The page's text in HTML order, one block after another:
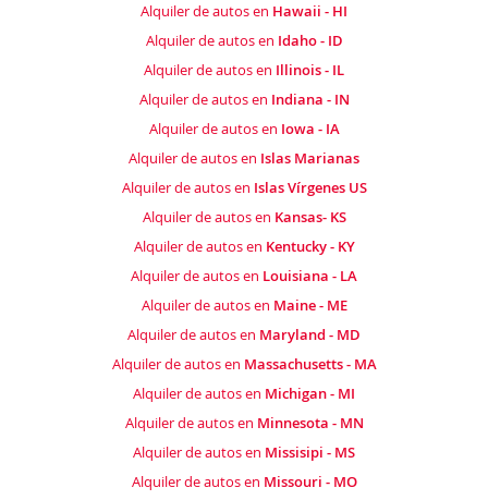
Alquiler de autos en Hawaii - HI
Alquiler de autos en Idaho - ID
Alquiler de autos en Illinois - IL
Alquiler de autos en Indiana - IN
Alquiler de autos en Iowa - IA
Alquiler de autos en Islas Marianas
Alquiler de autos en Islas Vírgenes US
Alquiler de autos en Kansas- KS
Alquiler de autos en Kentucky - KY
Alquiler de autos en Louisiana - LA
Alquiler de autos en Maine - ME
Alquiler de autos en Maryland - MD
Alquiler de autos en Massachusetts - MA
Alquiler de autos en Michigan - MI
Alquiler de autos en Minnesota - MN
Alquiler de autos en Missisipi - MS
Alquiler de autos en Missouri - MO